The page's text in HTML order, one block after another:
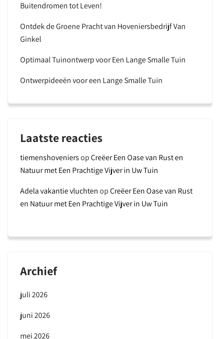
Buitendromen tot Leven!
Ontdek de Groene Pracht van Hoveniersbedrijf Van
Ginkel
Optimaal Tuinontwerp voor Een Lange Smalle Tuin
Ontwerpideeën voor een Lange Smalle Tuin
Laatste reacties
tiemenshoveniersopCreëer Een Oase van Rust en
Natuur met Een Prachtige Vijver in Uw Tuin
Adela vakantie vluchtenopCreëer Een Oase van Rust
en Natuur met Een Prachtige Vijver in Uw Tuin
Archief
juli 2026
juni 2026
mei 2026